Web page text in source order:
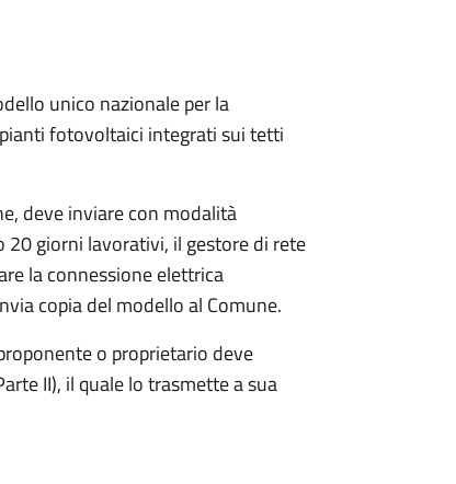
unico nazionale per la
fotovoltaici integrati sui tetti
deve inviare con modalità
giorni lavorativi, il gestore di rete
la connessione elettrica
copia del modello al Comune.
o proprietario deve
II), il quale lo trasmette a sua